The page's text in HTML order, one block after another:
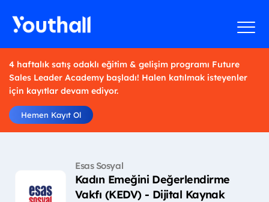
4 haftalık satış odaklı eğitim & gelişim programı Future
Sales Leader Academy başladı! Halen katılmak isteyenler
için kayıtlar devam ediyor.
Hemen Kayıt Ol
Esas Sosyal
Kadın Emeğini Değerlendirme
Vakfı (KEDV) - Dijital Kaynak